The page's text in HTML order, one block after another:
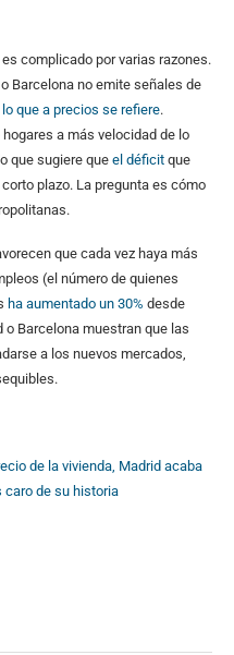
es complicado por varias razones.
Barcelona no emite señales de
lo que a precios se refiere.
hogares a más velocidad de lo
que sugiere que el déficit que
plazo. La pregunta es cómo
que cada vez haya más
(el número de quienes
ha aumentado un 30% desde
Barcelona muestran que las
a los nuevos mercados,
de la vivienda, Madrid acaba
caro de su historia